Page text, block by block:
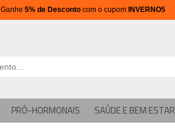
Ganhe 5% de Desconto com o cupom INVERNO5
PRÓ-HORMONAIS SAÚDE E BEM ESTAR